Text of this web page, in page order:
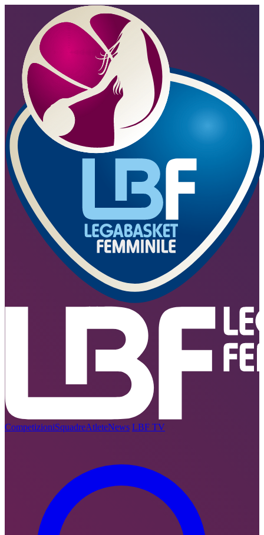
CompetizioniSquadreAtleteNews LBF TV